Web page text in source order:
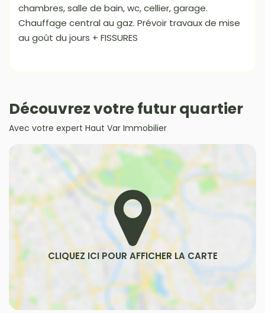
chambres, salle de bain, wc, cellier, garage.
Chauffage central au gaz. Prévoir travaux de mise
au goût du jours + FISSURES
Découvrez votre futur quartier
Avec votre expert Haut Var Immobilier